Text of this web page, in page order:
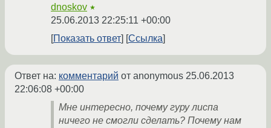
dnoskov ★
25.06.2013 22:25:11 +00:00
Показать ответ
Ссылка
Ответ на: комментарий от anonymous 25.06.2013
22:06:08 +00:00
Мне интересно, почему гуру лиспа
ничего не смогли сделать? Почему нам